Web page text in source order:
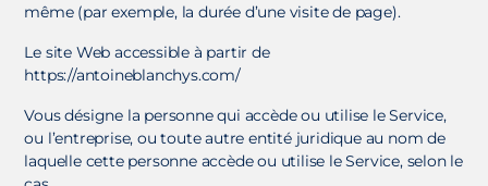
même (par exemple, la durée d’une visite de page).
Le site Web accessible à partir de
https://antoineblanchys.com/
Vous désigne la personne qui accède ou utilise le Service,
ou l’entreprise, ou toute autre entité juridique au nom de
laquelle cette personne accède ou utilise le Service, selon le